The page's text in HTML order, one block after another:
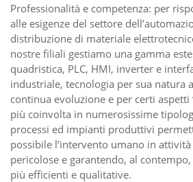
Professionalità e competenza: per
alle esigenze del settore
distribuzione di materiale
nostre filiali gestiamo una gamma
quadristica, PLC, HMI, inverter e
industriale, tecnologia per sua natura
continua evoluzione e per certi aspetti
più coinvolta in numerosissime
processi ed impianti produttivi
possibile l’intervento umano in
pericolose e garantendo, al
più efficienti e qualitative.